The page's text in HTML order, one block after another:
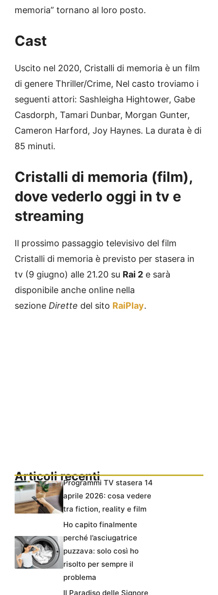
memoria” tornano al loro posto.
Cast
Uscito nel 2020, Cristalli di memoria è un film
di genere Thriller/Crime, Nel casto troviamo i
seguenti attori: Sashleigha Hightower, Gabe
Casdorph, Tamari Dunbar, Morgan Gunter,
Cameron Harford, Joy Haynes. La durata è di
85 minuti.
Cristalli di memoria (film),
dove vederlo oggi in tv e
streaming
Il prossimo passaggio televisivo del film
Cristalli di memoria è previsto per stasera in
tv (9 giugno) alle 21.20 su Rai 2 e sarà
disponibile anche online nella
sezione Dirette del sito RaiPlay.
Articoli recentiProgrammi TV stasera 14
aprile 2026: cosa vedere
tra fiction, reality e film
Ho capito finalmente
perché l’asciugatrice
puzzava: solo così ho
risolto per sempre il
problema
Il Paradiso delle Signore